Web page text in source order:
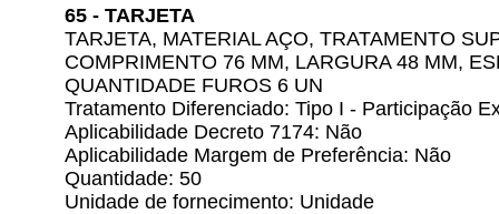
65 - TARJETA
TARJETA, MATERIAL AÇO, TRATAMENTO
COMPRIMENTO 76 MM, LARGURA 48 MM,
QUANTIDADE FUROS 6 UN
Tratamento Diferenciado: Tipo I - Participação
Aplicabilidade Decreto 7174: Não
Aplicabilidade Margem de Preferência: Não
Quantidade: 50
Unidade de fornecimento: Unidade